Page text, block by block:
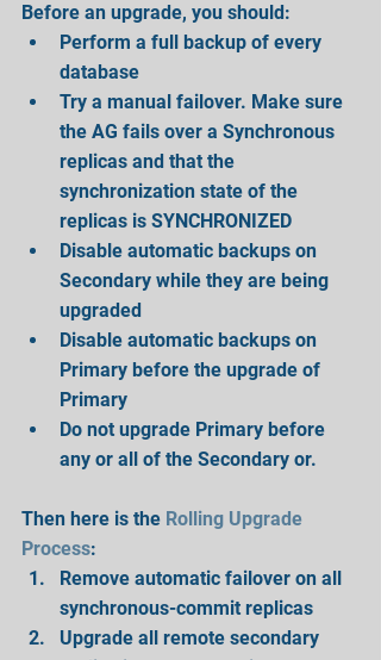
Before an upgrade, you should:
Perform a full backup of every
database
Try a manual failover. Make sure
the AG fails over a Synchronous
replicas and that the
synchronization state of the
replicas is SYNCHRONIZED
Disable automatic backups on
Secondary while they are being
upgraded
Disable automatic backups on
Primary before the upgrade of
Primary
Do not upgrade Primary before
any or all of the Secondary or.
Then here is the Rolling Upgrade
Process:
Remove automatic failover on all
synchronous-commit replicas
Upgrade all remote secondary